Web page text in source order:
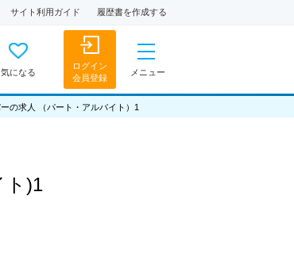
サイト利用ガイド 履歴書を作成する
気になる
ログイン
会員登録
メニュー
の求人 （パート・アルバイト）1
ト)1